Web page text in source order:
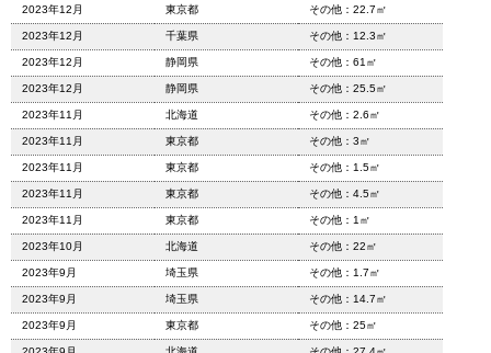
2023年12月 東京都 その他：22.7㎡
2023年12月 千葉県 その他：12.3㎡
2023年12月 静岡県 その他：61㎡
2023年12月 静岡県 その他：25.5㎡
2023年11月 北海道 その他：2.6㎡
2023年11月 東京都 その他：3㎡
2023年11月 東京都 その他：1.5㎡
2023年11月 東京都 その他：4.5㎡
2023年11月 東京都 その他：1㎡
2023年10月 北海道 その他：22㎡
2023年9月 埼玉県 その他：1.7㎡
2023年9月 埼玉県 その他：14.7㎡
2023年9月 東京都 その他：25㎡